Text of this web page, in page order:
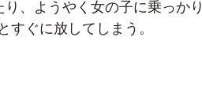
、ようやく女の子に乗っかり
ぐに放してしまう。